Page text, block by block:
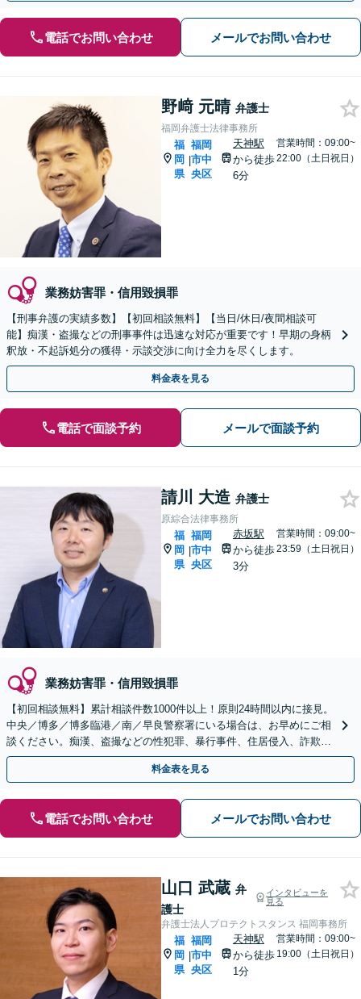
電話でお問い合わせ メールでお問い合わせ
野﨑 元晴 弁護士
福岡弁護士法律事務所
福
岡
県
|
福岡
市中
央区
天神駅
から徒歩
6分
営業時間：09:00~
22:00（土日祝日）
業務妨害罪・信用毀損罪
【刑事弁護の実績多数】【初回相談無料】【当日/休日/夜間相談可
能】痴漢・盗撮などの刑事事件は迅速な対応が重要です！早期の身柄
釈放・不起訴処分の獲得・示談交渉に向け全力を尽くします。
料金表を見る
電話で面談予約 メールで面談予約
請川 大造 弁護士
原綜合法律事務所
福
岡
県
|
福岡
市中
央区
赤坂駅
から徒歩
3分
営業時間：09:00~
23:59（土日祝日）
業務妨害罪・信用毀損罪
【初回相談無料】累計相談件数1000件以上！原則24時間以内に接見。
中央／博多／博多臨港／南／早良警察署にいる場合は、お早めにご相
談ください。痴漢、盗撮などの性犯罪、暴行事件、住居侵入、詐欺、
少年事件【赤坂駅3分】【夜間・休日相談OK】
料金表を見る
電話でお問い合わせ メールでお問い合わせ
山口 武蔵 弁
護士
インタビューを
見る
弁護士法人プロテクトスタンス 福岡事務所
福
岡
県
|
福岡
市中
央区
天神駅
から徒歩
1分
営業時間：09:00~
19:00（土日祝日）